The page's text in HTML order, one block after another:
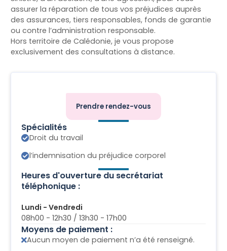
assurer la réparation de tous vos préjudices auprès
des assurances, tiers responsables, fonds de garantie
ou contre l’administration responsable.
Hors territoire de Calédonie, je vous propose
exclusivement des consultations à distance.
Prendre rendez-vous
Spécialités
Droit du travail
l’indemnisation du préjudice corporel
Heures d'ouverture du secrétariat
téléphonique :
Lundi - Vendredi
08h00 - 12h30 / 13h30 - 17h00
Moyens de paiement :
Aucun moyen de paiement n’a été renseigné.